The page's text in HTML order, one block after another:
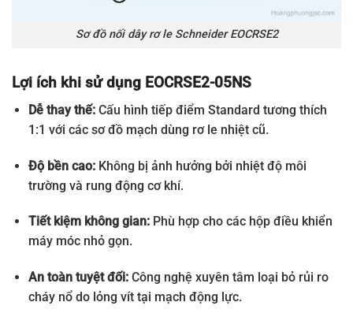
Sơ đồ nối dây rơ le Schneider EOCRSE2
Lợi ích khi sử dụng EOCRSE2-05NS
Dễ thay thế:Cấu hình tiếp điểm Standard tương thích
1:1 với các sơ đồ mạch dùng rơ le nhiệt cũ.
Độ bền cao:Không bị ảnh hưởng bởi nhiệt độ môi
trường và rung động cơ khí.
Tiết kiệm không gian:Phù hợp cho các hộp điều khiển
máy móc nhỏ gọn.
An toàn tuyệt đối:Công nghệ xuyên tâm loại bỏ rủi ro
cháy nổ do lỏng vít tại mạch động lực.